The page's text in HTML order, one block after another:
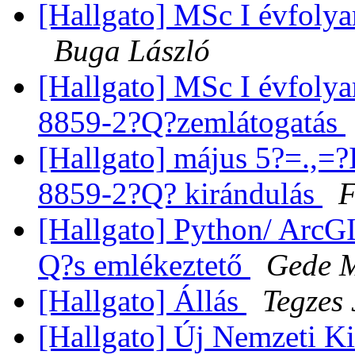
[Hallgato] MSc I
Buga László
[Hallgato] MSc I
8859-2?Q?zemlátogatás
[Hallgato] május
8859-2?Q? kirándulás
[Hallgato] Python/
Q?s emlékeztető
Gede
[Hallgato] Állás
[Hallgato] Új Nemzeti